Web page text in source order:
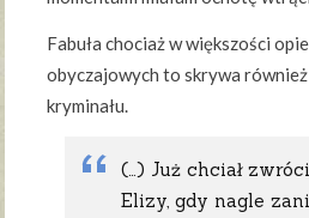
Fabuła chociaż w większości
obyczajowych to skrywa
kryminału.
(…) Już chciał
Elizy, gdy nagle